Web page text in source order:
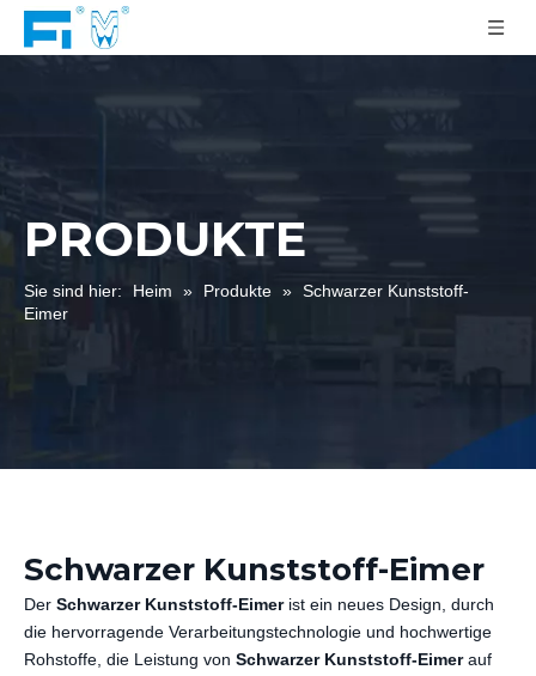
PRODUKTE
Sie sind hier: Heim » Produkte » Schwarzer Kunststoff-
Eimer
Schwarzer Kunststoff-Eimer
Der Schwarzer Kunststoff-Eimerist ein neues Design, durch
die hervorragende Verarbeitungstechnologie und hochwertige
Rohstoffe, die Leistung von Schwarzer Kunststoff-Eimerauf